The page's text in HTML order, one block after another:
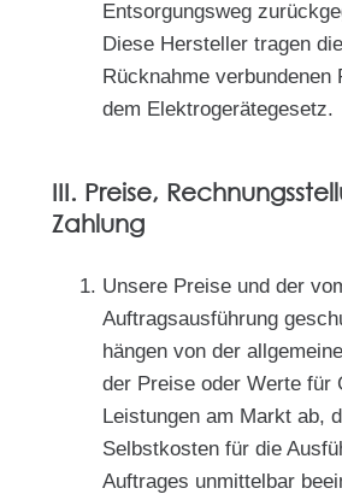
Entsorgungsweg
Diese Hersteller tragen
Rücknahme verbundenen
dem Elektrogerätegesetz.
III. Preise,
Zahlung
Unsere Preise und der
Auftragsausführung
hängen von der
der Preise oder Werte für
Leistungen am Markt ab,
Selbstkosten für die
Auftrages unmittelbar